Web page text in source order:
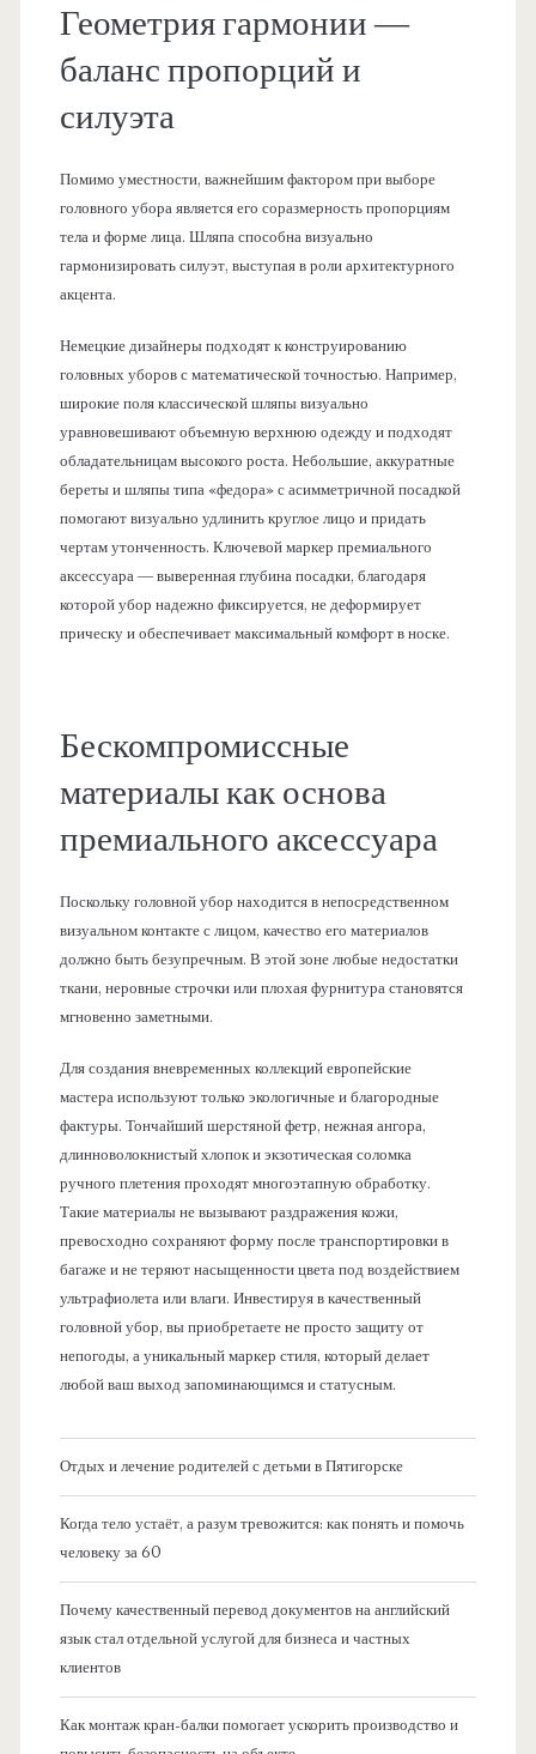
Геометрия гармонии —
баланс пропорций и
силуэта
Помимо уместности, важнейшим фактором при выборе
головного убора является его соразмерность пропорциям
тела и форме лица. Шляпа способна визуально
гармонизировать силуэт, выступая в роли архитектурного
акцента.
Немецкие дизайнеры подходят к конструированию
головных уборов с математической точностью. Например,
широкие поля классической шляпы визуально
уравновешивают объемную верхнюю одежду и подходят
обладательницам высокого роста. Небольшие, аккуратные
береты и шляпы типа «федора» с асимметричной посадкой
помогают визуально удлинить круглое лицо и придать
чертам утонченность. Ключевой маркер премиального
аксессуара — выверенная глубина посадки, благодаря
которой убор надежно фиксируется, не деформирует
прическу и обеспечивает максимальный комфорт в носке.
Бескомпромиссные
материалы как основа
премиального аксессуара
Поскольку головной убор находится в непосредственном
визуальном контакте с лицом, качество его материалов
должно быть безупречным. В этой зоне любые недостатки
ткани, неровные строчки или плохая фурнитура становятся
мгновенно заметными.
Для создания вневременных коллекций европейские
мастера используют только экологичные и благородные
фактуры. Тончайший шерстяной фетр, нежная ангора,
длинноволокнистый хлопок и экзотическая соломка
ручного плетения проходят многоэтапную обработку.
Такие материалы не вызывают раздражения кожи,
превосходно сохраняют форму после транспортировки в
багаже и не теряют насыщенности цвета под воздействием
ультрафиолета или влаги. Инвестируя в качественный
головной убор, вы приобретаете не просто защиту от
непогоды, а уникальный маркер стиля, который делает
любой ваш выход запоминающимся и статусным.
Отдых и лечение родителей с детьми в Пятигорске
Когда тело устаёт, а разум тревожится: как понять и помочь
человеку за 60
Почему качественный перевод документов на английский
язык стал отдельной услугой для бизнеса и частных
клиентов
Как монтаж кран-балки помогает ускорить производство и